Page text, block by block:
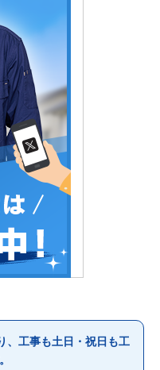
、工事も土日・祝日も工